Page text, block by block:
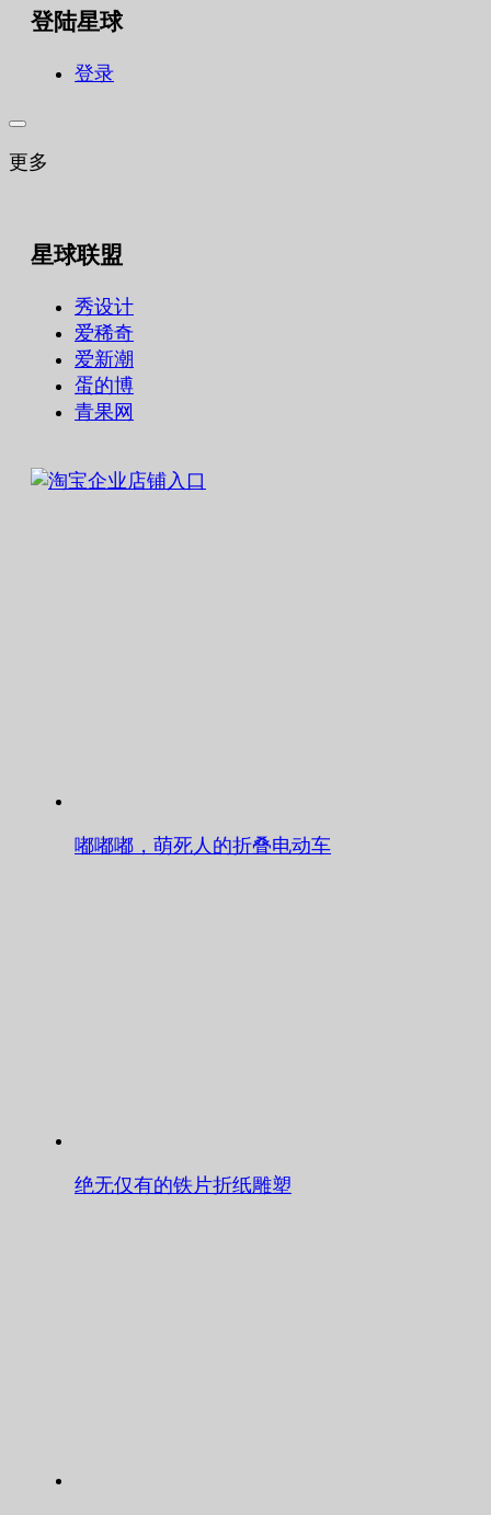
登陆星球
登录
更多
星球联盟
秀设计
爱稀奇
爱新潮
蛋的博
青果网
嘟嘟嘟，萌死人的折叠电动车
绝无仅有的铁片折纸雕塑